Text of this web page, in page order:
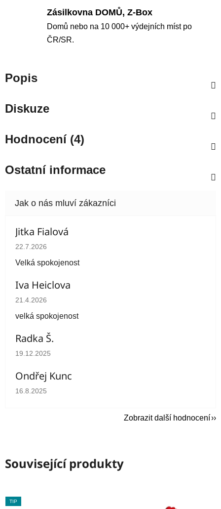
Zásilkovna DOMŮ, Z-Box
Domů nebo na 10 000+ výdejních míst po
ČR/SR.
Popis
Diskuze
Hodnocení (4)
Ostatní informace
Jitka Fialová
Hodnocení obchodu je 5 z 5 hvězdiček.
22.7.2026
Velká spokojenost
Iva Heiclova
Hodnocení obchodu je 5 z 5 hvězdiček.
21.4.2026
velká spokojenost
Radka Š.
Hodnocení obchodu je 5 z 5 hvězdiček.
19.12.2025
Ondřej Kunc
Hodnocení obchodu je 5 z 5 hvězdiček.
16.8.2025
Zobrazit další hodnocení
Související produkty
TIP